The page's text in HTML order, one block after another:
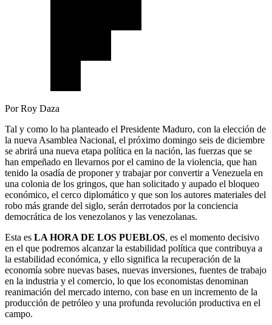
Por Roy Daza
Tal y como lo ha planteado el Presidente Maduro, con la elección de
la nueva Asamblea Nacional, el próximo domingo seis de diciembre
se abrirá una nueva etapa política en la nación, las fuerzas que se
han empeñado en llevarnos por el camino de la violencia, que han
tenido la osadía de proponer y trabajar por convertir a Venezuela en
una colonia de los gringos, que han solicitado y aupado el bloqueo
económico, el cerco diplomático y que son los autores materiales del
robo más grande del siglo, serán derrotados por la conciencia
democrática de los venezolanos y las venezolanas.
Esta es LA HORA DE LOS PUEBLOS, es el momento decisivo
en el que podremos alcanzar la estabilidad política que contribuya a
la estabilidad económica, y ello significa la recuperación de la
economía sobre nuevas bases, nuevas inversiones, fuentes de trabajo
en la industria y el comercio, lo que los economistas denominan
reanimación del mercado interno, con base en un incremento de la
producción de petróleo y una profunda revolución productiva en el
campo.